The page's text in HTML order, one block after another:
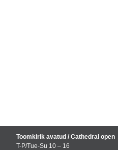
Toomkirik avatud / Cathedral open
T-P/Tue-Su 10 – 16